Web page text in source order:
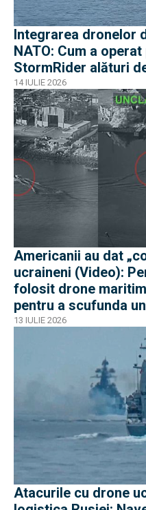
Integrarea dronelor
NATO: Cum a
StormRider alături
14 IULIE 2026
Americanii au dat
ucraineni (Video):
folosit drone
pentru a scufunda
iraniene
13 IULIE 2026
Atacurile cu drone